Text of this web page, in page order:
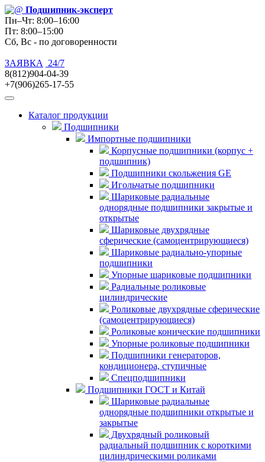
Подшипник-эксперт
Пн–Чт: 8:00–16:00
Пт: 8:00–15:00
Сб, Вс - по договоренности
ЗАЯВКА
24/7
8(812)904-04-39
+7(906)265-17-55
Каталог продукции
Подшипники
Импортные подшипники
Корпусные подшипники (корпус +
подшипник)
Подшипники скольжения GE
Игольчатые подшипники
Шариковые радиальные
однорядные подшипники закрытые и
открытые
Шариковые двухрядные
сферические (самоцентрирующиеся)
Шариковые радиально-упорные
подшипники
Упорные шариковые подшипники
Радиальные роликовые
цилиндрические
Роликовые двухрядные сферические
(самоцентрирующиеся)
Роликовые конические подшипники
Упорные роликовые подшипники
Подшипники генераторов,
кондиционера, ступичные
Спецподшипники
Подшипники ГОСТ и Китай
Шариковые радиальные
однорядные подшипники открытые и
закрытые
Двухрядный роликовый
радиальный подшипник с короткими
цилиндрическими роликами